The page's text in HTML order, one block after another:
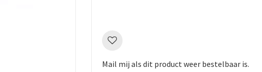
Mail mij als dit product weer bestelbaar is.